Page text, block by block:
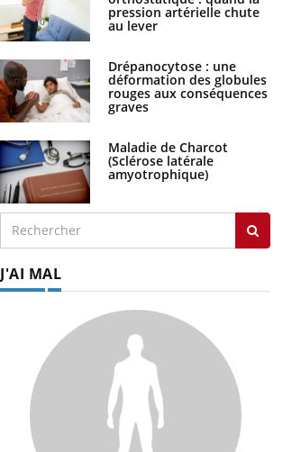
pression artérielle chute
au lever
Drépanocytose : une
déformation des globules
rouges aux conséquences
graves
Maladie de Charcot
(Sclérose latérale
amyotrophique)
J'AI MAL